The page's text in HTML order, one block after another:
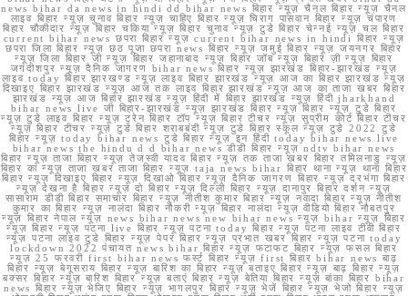
news bihar da news in hindi dd bihar news बिहार न्यूज़ चैनल बिहार न्यूज़ चैनल
लाइव बिहार न्यूज़ चुनाव बिहार न्यूज़ चाहिए बिहार न्यूज़ चिराग पासवान बिहार न्यूज़ चंपारण
बिहार चौकीदार न्यूज़ बिहार चकिया न्यूज़ बिहार चुनाव न्यूज़ टुडे बिहार चेन्नई न्यूज़ चल बिहार
current bihar news छपरा बिहार न्यूज़ current bihar news in hindi बिहार न्यूज़
छपरा जिला बिहार न्यूज़ छठ पूजा छपरा news बिहार न्यूज़ जमुई बिहार न्यूज़ जयनगर बिहार
न्यूज़ जिला बिहार जी न्यूज़ बिहार जहानाबाद न्यूज़ बिहार जॉब न्यूज़ बिहार ज़ी न्यूज़ बिहार
जगदीशपुर न्यूज़ दैनिक जागरण bihar news बिहार न्यूज़ झारखंड बिहार-झारखंड न्यूज़
लाइव today बिहार झारखण्ड न्यूज़ लाइव बिहार झारखंड न्यूज़ आज का बिहार झारखंड न्यूज़
दिखाइए बिहार झारखंड न्यूज़ आज तक लाइव बिहार झारखंड न्यूज़ आज का ताजा खबर बिहार
झारखंड न्यूज़ आज बिहार झारखंड न्यूज़ हिंदी में बिहार झारखंड न्यूज़ हिंदी jharkhand
bihar news live जी बिहार-झारखंड न्यूज़ झारखंड बिहार न्यूज़ बिहार न्यूज़ टुडे बिहार
न्यूज़ टुडे लाइव बिहार न्यूज़ ट्रेन बिहार टॉप न्यूज़ बिहार टीचर न्यूज़ सुप्रीम कोर्ट बिहार टीचर
न्यूज़ बिहार टीचर न्यूज़ टुडे बिहार शराबबंदी न्यूज़ टुडे बिहार स्कूल न्यूज़ टुडे 2022 टुडे
बिहार न्यूज़ today bihar news टुडे बिहार न्यूज़ इन हिंदी today bihar news live
bihar news the hindu d d bihar news डीडी बिहार न्यूज़ ndtv bihar news
बिहार न्यूज़ ताजा बिहार न्यूज़ तेजस्वी यादव बिहार न्यूज़ तक ताजा खबर बिहार तमिलनाडु न्यूज़
बिहार का न्यूज़ ताजा खबर ताजा बिहार न्यूज़ taja news bihar बिहार थाना न्यूज़ थाना बिहार
बिहार न्यूज़ दिखाइए बिहार न्यूज़ दिखाओ बिहार न्यूज़ दैनिक जागरण बिहार न्यूज़ दरभंगा बिहार
न्यूज़ देखना है बिहार न्यूज़ दो बिहार न्यूज़ दिल्ली बिहार न्यूज़ दानापुर बिहार दर्शन न्यूज़
सासाराम डीडी बिहार समाचार बिहार न्यूज़ नीतीश कुमार बिहार न्यूज़ नवादा बिहार न्यूज़ नीतीश
कुमार का बिहार न्यूज़ नालंदा बिहार नौकरी न्यूज़ बिहार नालंदा न्यूज़ वीडियो बिहार नौबतपुर
न्यूज़ बिहार नेपाल न्यूज़ news bihar news new bihar news न्यूज़ bihar न्यूज़ बिहार
न्यूज़ बिहार न्यूज़ पटना live बिहार न्यूज़ पटना today बिहार न्यूज़ पटना लाइव टीवी बिहार
न्यूज़ पटना लाइव टुडे बिहार न्यूज़ पेपर बिहार न्यूज़ प्रभात खबर बिहार न्यूज़ पटना today
lockdown 2022 पंचायत news bihar बिहार न्यूज़ फटाफट बिहार न्यूज़ फसल बिहार
न्यूज़ 25 फरवरी first bihar news फर्स्ट बिहार न्यूज़ first बिहार bihar news बाढ़
बिहार न्यूज़ बेगूसराय बिहार न्यूज़ बारिश का बिहार न्यूज़ बताइए बिहार न्यूज़ बाढ़ बिहार न्यूज़
बक्सर बिहार न्यूज़ बारिश बिहार न्यूज़ बताएं बिहार न्यूज़ बेतिया बिहार न्यूज़ बांका बिहार bihar
news बिहार न्यूज़ भेजिए बिहार न्यूज़ भागलपुर बिहार न्यूज़ भेजें बिहार न्यूज़ भेजो बिहार न्यूज़